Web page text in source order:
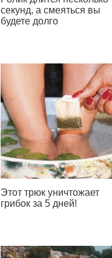
секунд, а смеяться вы
будете долго
Этот трюк уничтожает
грибок за 5 дней!